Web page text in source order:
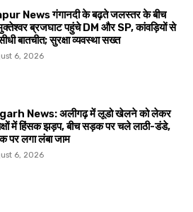
News गंगानदी के बढ़ते जलस्तर के बीच
ब्रजघाट पहुंचे DM और SP, कांवड़ियों से
बातचीत; सुरक्षा व्यवस्था सख्त
6, 2026
News: अलीगढ़ में लूडो खेलने को लेकर
में हिंसक झड़प, बीच सड़क पर चले लाठी-डंडे,
पर लगा लंबा जाम
6, 2026